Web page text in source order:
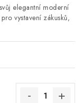
elegantní moderní
vystavení zákusků,